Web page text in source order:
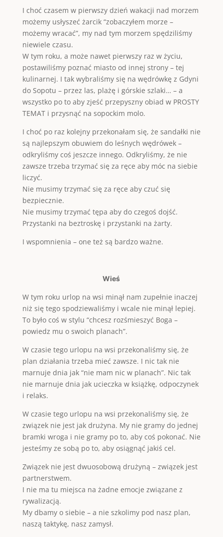
I choć czasem w pierwszy dzień wakacji nad morzem
możemy usłyszeć żarcik “zobaczyłem morze –
możemy wracać”, my nad tym morzem spędziliśmy
niewiele czasu.
W tym roku, a może nawet pierwszy raz w życiu,
postawiliśmy poznać miasto od innej strony – tej
kulinarnej. I tak wybraliśmy się na wędrówkę z Gdyni
do Sopotu – przez las, plażę i górskie szlaki… – a
wszystko po to aby zjeść przepyszny obiad w PROSTY
TEMAT i przysnąć na sopockim molo.
I choć po raz kolejny przekonałam się, że sandałki nie
są najlepszym obuwiem do leśnych wędrówek –
odkryliśmy coś jeszcze innego. Odkryliśmy, że nie
zawsze trzeba trzymać się za ręce aby móc na siebie
liczyć.
Nie musimy trzymać się za ręce aby czuć się
bezpiecznie.
Nie musimy trzymać tępa aby do czegoś dojść.
Przystanki na beztroskę i przystanki na żarty.
I wspomnienia – one też są bardzo ważne.
Wieś
W tym roku urlop na wsi minął nam zupełnie inaczej
niż się tego spodziewaliśmy i wcale nie minął lepiej.
To było coś w stylu “chcesz rozśmieszyć Boga –
powiedz mu o swoich planach”.
W czasie tego urlopu na wsi przekonaliśmy się, że
plan działania trzeba mieć zawsze. I nic tak nie
marnuje dnia jak “nie mam nic w planach”. Nic tak
nie marnuje dnia jak ucieczka w książkę, odpoczynek
i relaks.
W czasie tego urlopu na wsi przekonaliśmy się, że
związek nie jest jak drużyna. My nie gramy do jednej
bramki wroga i nie gramy po to, aby coś pokonać. Nie
jesteśmy ze sobą po to, aby osiągnąć jakiś cel.
Związek nie jest dwuosobową drużyną – związek jest
partnerstwem.
I nie ma tu miejsca na żadne emocje związane z
rywalizacją.
My dbamy o siebie – a nie szkolimy pod nasz plan,
naszą taktykę, nasz zamysł.